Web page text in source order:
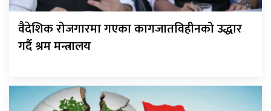
वैदेशिक रोजगारमा गएका कागजातविहीनको उद्धार
गर्दै श्रम मन्त्रालय